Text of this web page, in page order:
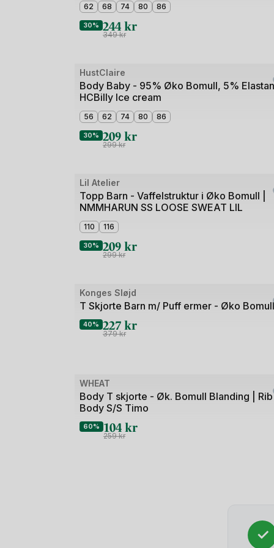
62 68 74 80 86
30% 244kr
349kr
Outlet
Bilde
av
HustClaire
Body Baby - 95% Øko Bomull, 5%
HCBilly Ice cream
56 62 74 80 86
30% 209kr
299kr
Outlet
Bilde
av
Lil Atelier
Topp Barn - Vaffelstruktur i Øko Bomull |
NMMHARUN SS LOOSE SWEAT LIL
110 116
30% 209kr
299kr
Outlet
Bilde
av
Konges Sløjd
T Skjorte Barn m/ Puff ermer - Øko Bomull
40% 227kr
379kr
Outlet
Bilde
av
WHEAT
Body T skjorte - Øk. Bomull Blanding | Rib
Body S/S Timo
60% 104kr
259kr
✓